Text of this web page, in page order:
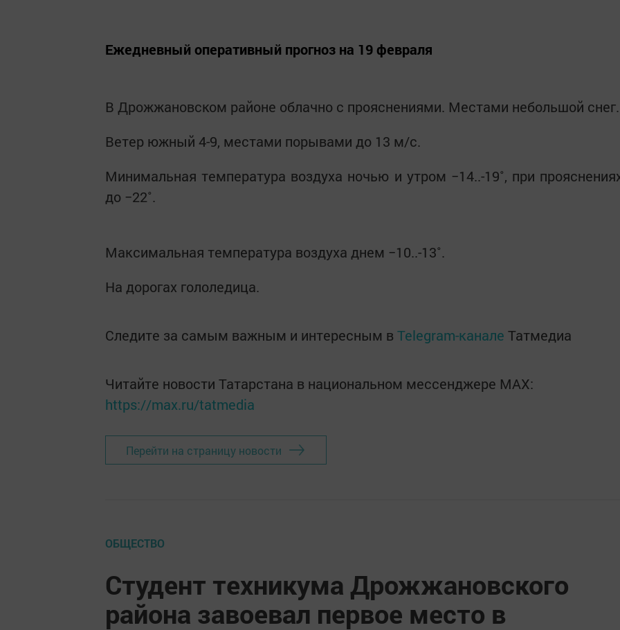
Ежедневный оперативный прогноз на 19 февраля
В Дрожжановском районе облачно с прояснениями. Местами небольшой
Ветер южный 4-9, местами порывами до 13 м/с.
Минимальная температура воздуха ночью и утром −14..-19˚, при
до −22˚.
Максимальная температура воздуха днем −10..-13˚.
На дорогах гололедица.
Следите за самым важным и интересным в Telegram-канале Татмедиа
Читайте новости Татарстана в национальном мессенджере MАХ:
https://max.ru/tatmedia
Перейти на страницу новости
ОБЩЕСТВО
Студент техникума Дрожжановского
района завоевал первое место в